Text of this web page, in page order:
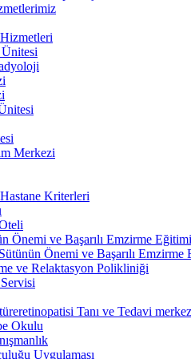
Merkezi
Kriterleri
Önemi ve Başarılı Emzirme Eğitimi
Önemi ve Başarılı Emzirme
ve Relaktasyon Polikliniği
Tanı ve Tedavi
Okulu
Uygulaması